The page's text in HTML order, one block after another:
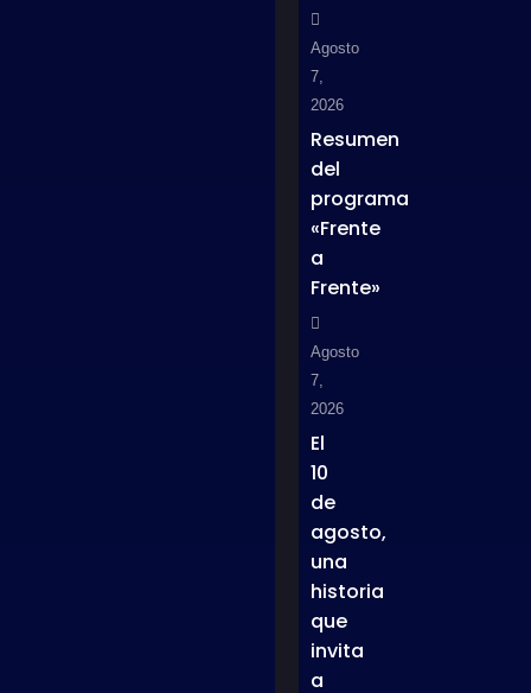
Agosto
7,
2026
Resumen
del
programa
«Frente
a
Frente»
Agosto
7,
2026
El
10
de
agosto,
una
historia
que
invita
a